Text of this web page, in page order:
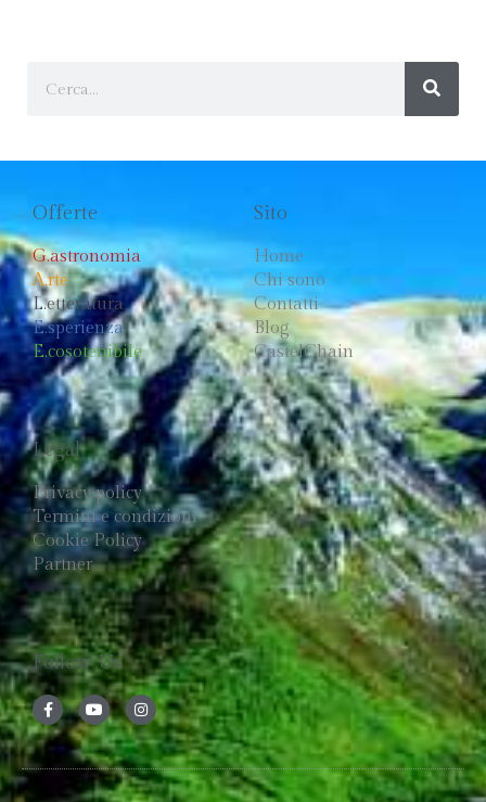
Offerte
G.astronomia
A.rte
L.etteratura
E.sperienza
E.cosotenibile
Sito
Home
Chi sono
Contatti
Blog
CastelChain
Legal
Privacy policy
Termini e condizioni
Cookie Policy
Partner
Follow Us